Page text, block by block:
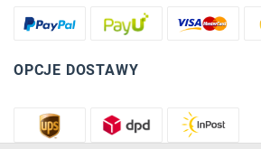
OPCJE DOSTAWY